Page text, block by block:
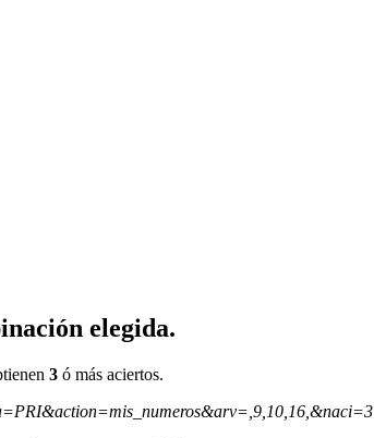
elegida.
3 ó más aciertos.